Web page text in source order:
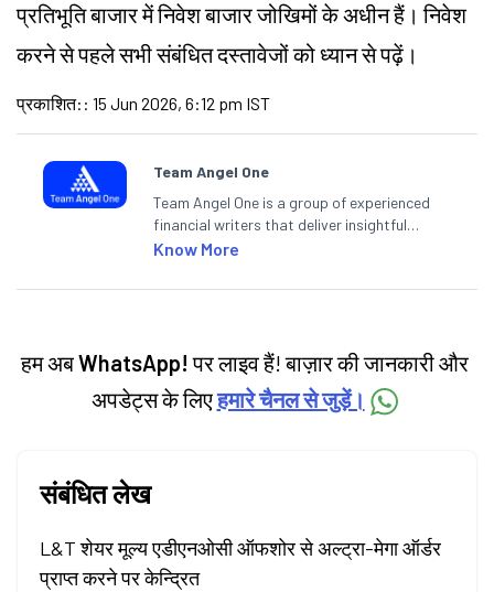
प्रतिभूति बाजार में निवेश बाजार जोखिमों के अधीन हैं। निवेश
करने से पहले सभी संबंधित दस्तावेजों को ध्यान से पढ़ें।
प्रकाशित: : 15 Jun 2026, 6:12 pm IST
Team Angel One
Team Angel One is a group of experienced
financial writers that deliver insightful
articles on the stock market, IPO, economy,
categories.
Know More
हम अबWhatsApp! पर लाइव हैं! बाज़ार की जानकारी और
अपडेट्स के लिएहमारे चैनल से जुड़ें।
संबंधित लेख
L&T शेयर मूल्य एडीएनओसी ऑफशोर से अल्ट्रा-मेगा ऑर्डर
प्राप्त करने पर केन्द्रित